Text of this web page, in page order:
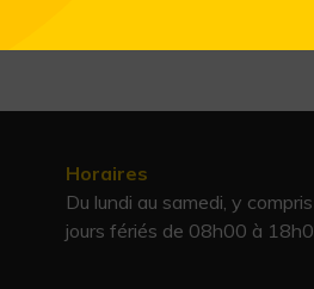
Horaires
Du lundi au samedi, y
jours fériés de 08h00 à